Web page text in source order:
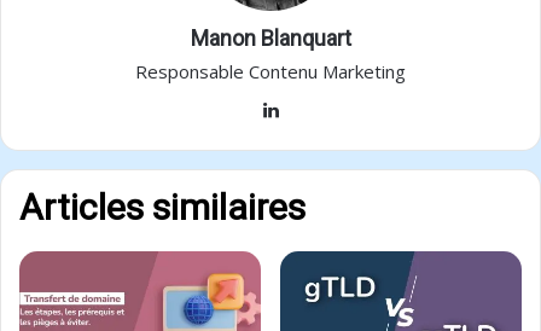
Manon Blanquart
Responsable Contenu Marketing
Articles similaires